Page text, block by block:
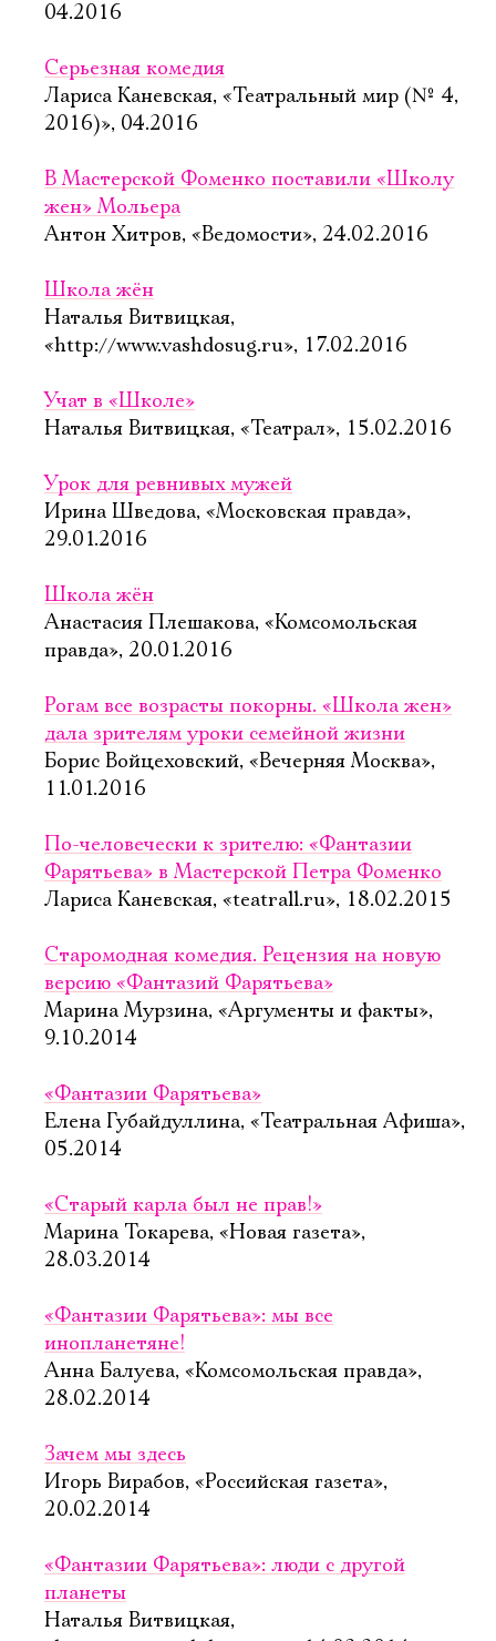
04.2016
Серьезная комедия
Лариса Каневская, «Театральный мир (№ 4,
2016)», 04.2016
В Мастерской Фоменко поставили «Школу
жен» Мольера
Антон Хитров, «Ведомости», 24.02.2016
Школа жён
Наталья Витвицкая,
«http://www.vashdosug.ru», 17.02.2016
Учат в «Школе»
Наталья Витвицкая, «Театрал», 15.02.2016
Урок для ревнивых мужей
Ирина Шведова, «Московская правда»,
29.01.2016
Школа жён
Анастасия Плешакова, «Комсомольская
правда», 20.01.2016
Рогам все возрасты покорны. «Школа жен»
дала зрителям уроки семейной жизни
Борис Войцеховский, «Вечерняя Москва»,
11.01.2016
По-человечески к зрителю: «Фантазии
Фарятьева» в Мастерской Петра Фоменко
Лариса Каневская, «teatrall.ru», 18.02.2015
Старомодная комедия. Рецензия на новую
версию «Фантазий Фарятьева»
Марина Мурзина, «Аргументы и факты»,
9.10.2014
«Фантазии Фарятьева»
Елена Губайдуллина, «Театральная Афиша»,
05.2014
«Старый карла был не прав!»
Марина Токарева, «Новая газета»,
28.03.2014
«Фантазии Фарятьева»: мы все
инопланетяне!
Анна Балуева, «Комсомольская правда»,
28.02.2014
Зачем мы здесь
Игорь Вирабов, «Российская газета»,
20.02.2014
«Фантазии Фарятьева»: люди с другой
планеты
Наталья Витвицкая,
Ознакомиться